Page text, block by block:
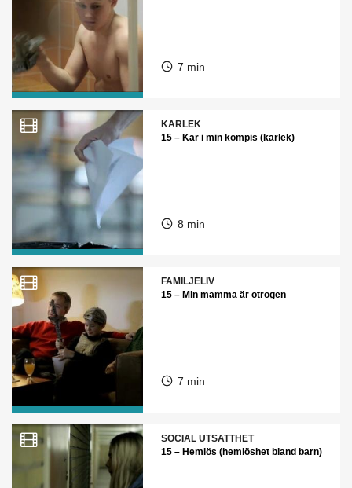
7 min
KÄRLEK
15 – Kär i min kompis (kärlek)
8 min
FAMILJELIV
15 – Min mamma är otrogen
7 min
SOCIAL UTSATTHET
15 – Hemlös (hemlöshet bland barn)